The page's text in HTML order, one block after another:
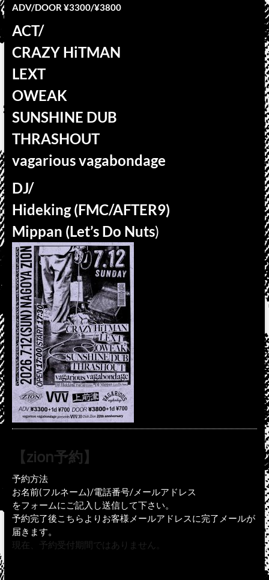
ADV/DOOR ¥3300/¥3800
ACT/
CRAZY HiTMAN
LEXT
OWEAK
SUNSHINE DUB
THRASHOUT
vagarious vagabondage
DJ/
Hideking (FMC/AFTER9)
Mippan (Let’s Do Nuts)
【zion予約】
予約方法
お名前(フルネーム)/電話番号/メールアドレス
をフォームにご記入し送信して下さい。
予約完了後こちらよりお客様メールアドレスに完了メールが
届きます。
現在、予約受付期間ではありません。